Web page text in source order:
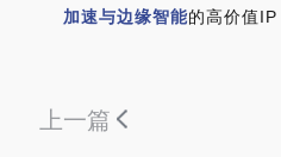
加速与边缘智能的高价值
上一篇